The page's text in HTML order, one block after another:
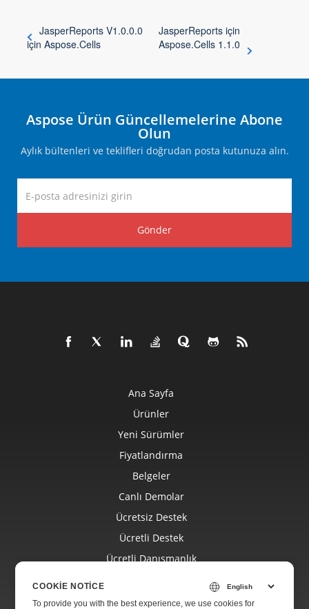
JasperReports V1.0.0.0
için Aspose.Cells
JasperReports için
Aspose.Cells 1.1.0
Aspose Ürün Güncellemelerine Abone
Olun
Aylık bültenleri ve teklifleri doğrudan posta kutunuza alın.
Gönder
Ana Sayfa
Ürünler
Yeni Sürümler
Fiyatlandırma
Belgeler
Canlı Demolar
Ücretsiz Destek
Ücretli Destek
Ücretli Danışmanlık
Web Siteleri
COOKIE NOTICE
To provide you with the best experience, we use cookies for